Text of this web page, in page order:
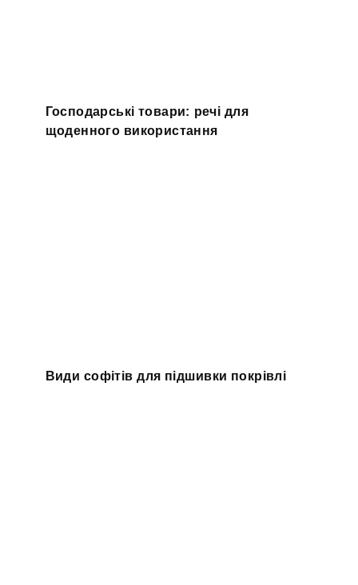
Господарські товари: речі для
щоденного використання
Види софітів для підшивки покрівлі